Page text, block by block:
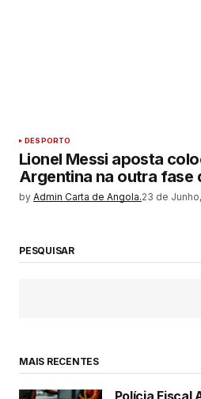
DESPORTO
Lionel Messi aposta
Argentina na outra fase
by Admin Carta de Angola.23 de
PESQUISAR
MAIS RECENTES
Polícia Fiscal